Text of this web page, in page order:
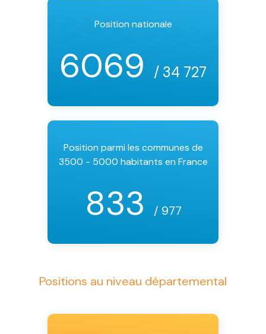
Position nationale
6069 / 34 727
Position parmi les communes de
3500 - 5000 habitants en France
833 / 977
Positions au niveau départemental